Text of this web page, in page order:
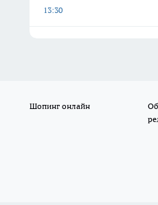
13:30
Шопинг онлайн